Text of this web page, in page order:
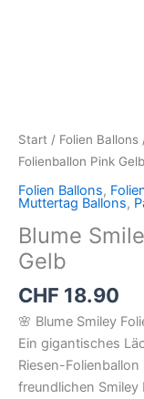
Start / Folien Ballons
Folienballon Pink Gelb
Folien Ballons,
Muttertag Ballons,
Blume
Gelb
CHF 18.90
🌸 Blume Smiley
Ein gigantisches
Riesen-
freundlichen